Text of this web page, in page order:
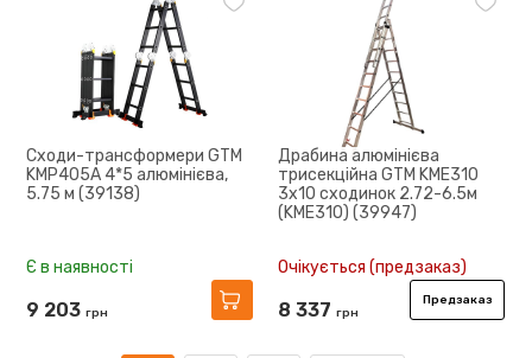
Сходи-трансформери GTM
KMP405A 4*5 алюмінієва,
5.75 м (39138)
Є в наявності
9 203 грн
Драбина алюмінієва
трисекційна GTM KME310
3x10 сходинок 2.72-6.5м
(KME310) (39947)
Очікується (предзаказ)
8 337 грн
Предзаказ